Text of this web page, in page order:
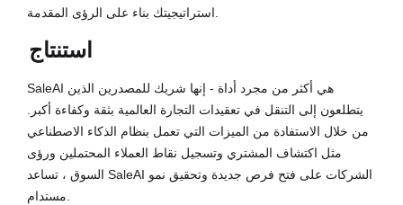
استراتيجيتك بناء على الرؤى المقدمة.
استنتاج
SaleAI هي أكثر من مجرد أداة - إنها شريك للمصدرين الذين
يتطلعون إلى التنقل في تعقيدات التجارة العالمية بثقة وكفاءة أكبر.
من خلال الاستفادة من الميزات التي تعمل بنظام الذكاء الاصطناعي
مثل اكتشاف المشتري وتسجيل نقاط العملاء المحتملين ورؤى
السوق ، تساعد SaleAI الشركات على فتح فرص جديدة وتحقيق نمو
مستدام.